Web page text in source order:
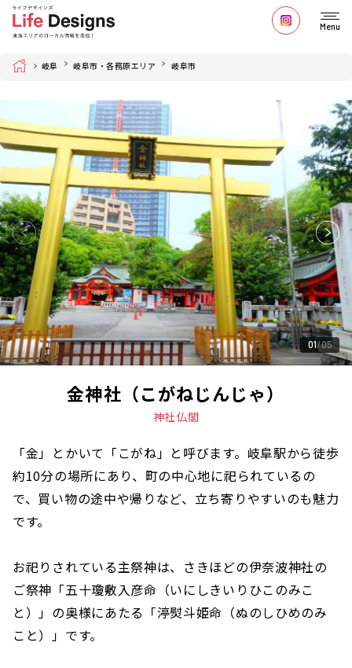
Menu
Home 岐阜 岐阜市・各務原エリア 岐阜市
01 05
金神社（こがねじんじゃ）
神社仏閣
「金」とかいて「こがね」と呼びます。岐阜駅から徒歩
約10分の場所にあり、町の中心地に祀られているの
で、買い物の途中や帰りなど、立ち寄りやすいのも魅力
です。
お祀りされている主祭神は、さきほどの伊奈波神社の
ご祭神「五十瓊敷入彦命（いにしきいりひこのみこ
と）」の奥様にあたる「渟熨斗姫命（ぬのしひめのみ
こと）」です。